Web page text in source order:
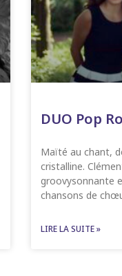
DUO Pop
Maïté au chant,
cristalline.
groovysonnante
chansons de
LIRE LA SUITE »